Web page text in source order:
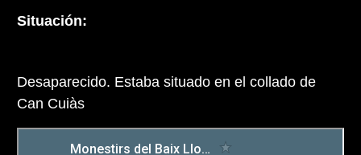
Situación:
Desaparecido. Estaba situado en el collado de
Can Cuiàs